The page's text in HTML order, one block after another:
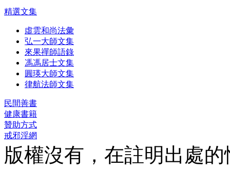
精選文集
虛雲和尚法彙
弘一大師文集
來果禪師語錄
馮馮居士文集
圓瑛大師文集
律航法師文集
民間善書
健康書籍
贊助方式
戒邪淫網
版權沒有，在註明出處